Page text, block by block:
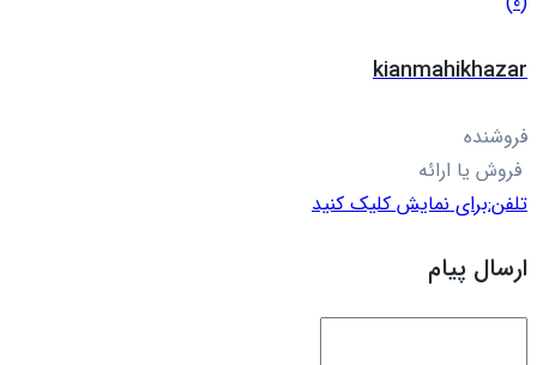
kianmahikhazar
فروشنده
فروش یا ارائه
تلفن:برای نمایش کلیک کنید
ارسال پیام